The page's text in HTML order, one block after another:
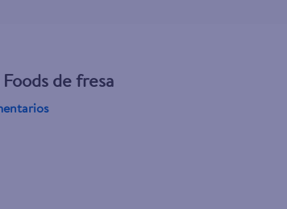
de fresa